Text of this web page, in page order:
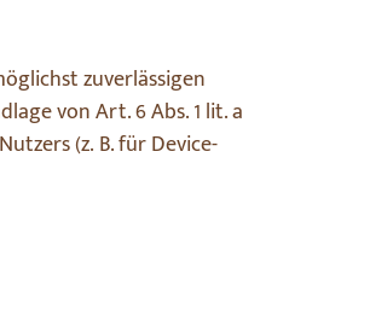
zuverlässigen
von Art. 6 Abs. 1 lit. a
(z. B. für Device-